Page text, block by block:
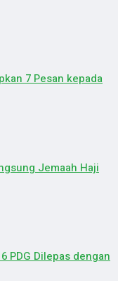
7 Pesan kepada
Jemaah Haji
PDG Dilepas dengan